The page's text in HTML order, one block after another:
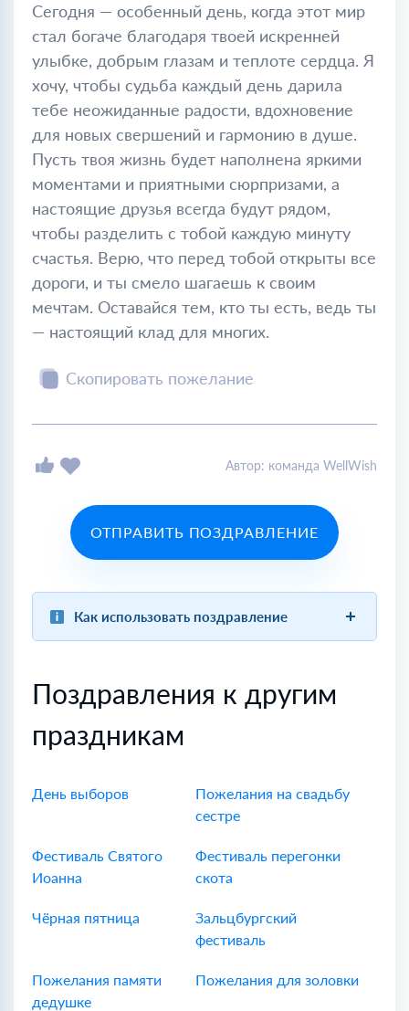
Сегодня — особенный день, когда этот мир
стал богаче благодаря твоей искренней
улыбке, добрым глазам и теплоте сердца. Я
хочу, чтобы судьба каждый день дарила
тебе неожиданные радости, вдохновение
для новых свершений и гармонию в душе.
Пусть твоя жизнь будет наполнена яркими
моментами и приятными сюрпризами, а
настоящие друзья всегда будут рядом,
чтобы разделить с тобой каждую минуту
счастья. Верю, что перед тобой открыты все
дороги, и ты смело шагаешь к своим
мечтам. Оставайся тем, кто ты есть, ведь ты
— настоящий клад для многих.
Скопировать пожелание
Автор: команда WellWish
ОТПРАВИТЬ ПОЗДРАВЛЕНИЕ
Как использовать поздравление
Поздравления к другим
праздникам
День выборов
Пожелания на свадьбу
сестре
Фестиваль Святого
Иоанна
Фестиваль перегонки
скота
Чёрная пятница
Зальцбургский
фестиваль
Пожелания памяти
дедушке
Пожелания для золовки